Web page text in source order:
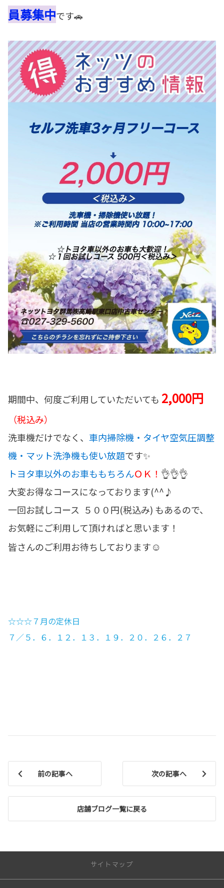
員募集中です🚗
期間中、何度ご利用していただいても 2,000円
（税込み）
洗車機だけでなく、 車内掃除機・タイヤ空気圧調整
機・マット洗浄機も使い放題です✨
トヨタ車以外のお車ももちろんＯＫ！ 👌👌👌
大変お得なコースになっております(^^♪
一回お試しコース ５００円(税込み) もあるので、
お気軽にご利用して頂ければと思います！
皆さんのご利用お待ちしております☺
☆☆☆７月の定休日
７／５．６．１２．１３．１９．２０．２６．２７
前の記事へ
店舗ブログ一覧に戻る
次の記事へ
サイトマップ